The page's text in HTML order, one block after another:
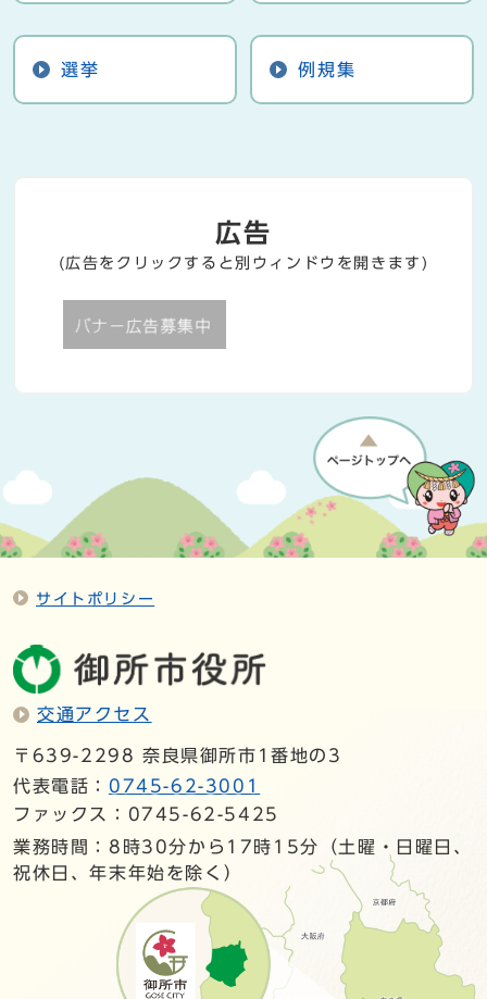
選挙 例規集
広告
(広告をクリックすると別ウィンドウを開きます)
サイトポリシー
交通アクセス
〒639-2298 奈良県御所市1番地の3
代表電話： 0745-62-3001
ファックス：0745-62-5425
業務時間：8時30分から17時15分（土曜・日曜日、
祝休日、年末年始を除く）